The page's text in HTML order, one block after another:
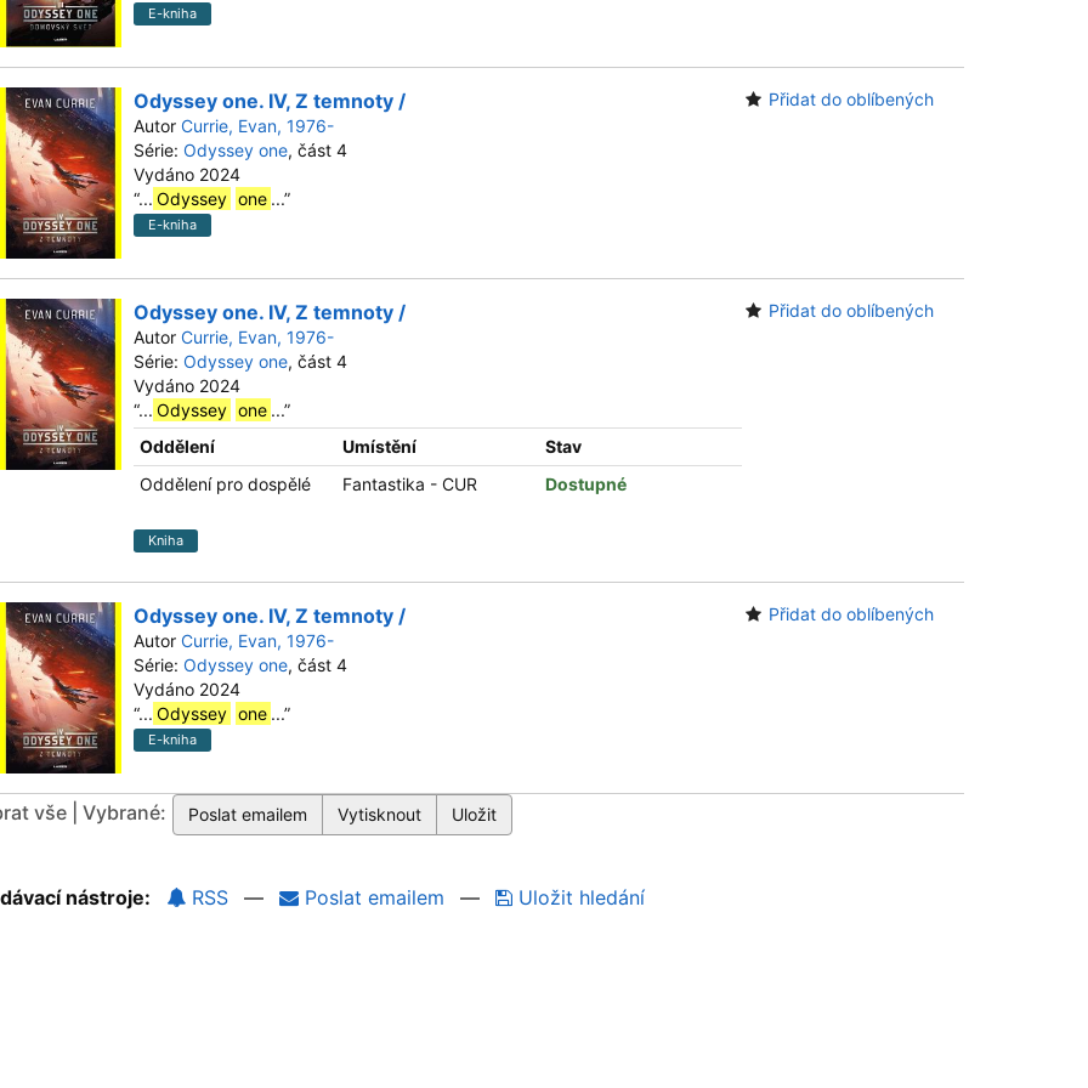
E-kniha
Odyssey one. IV, Z temnoty /
Autor Currie, Evan, 1976-
Série: Odyssey one, část 4
Vydáno 2024
“... Odyssey one ...”
E-kniha
Přidat do oblíbených
Odyssey one. IV, Z temnoty /
Autor Currie, Evan, 1976-
Série: Odyssey one, část 4
Vydáno 2024
“... Odyssey one ...”
Oddělení
Umístění
Stav
Oddělení pro dospělé
Fantastika - CUR Dostupné
Kniha
Přidat do oblíbených
Odyssey one. IV, Z temnoty /
Autor Currie, Evan, 1976-
Série: Odyssey one, část 4
Vydáno 2024
“... Odyssey one ...”
E-kniha
Přidat do oblíbených
vše | Vybrané:
nástroje: RSS — Poslat emailem —
Uložit hledání